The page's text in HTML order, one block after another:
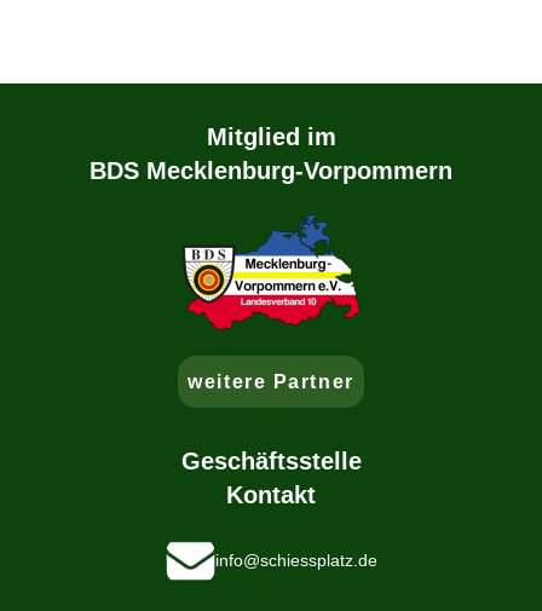
Mitglied im
BDS Mecklenburg-Vorpommern
weitere Partner
Geschäftsstelle
Kontakt
info@schiessplatz.de